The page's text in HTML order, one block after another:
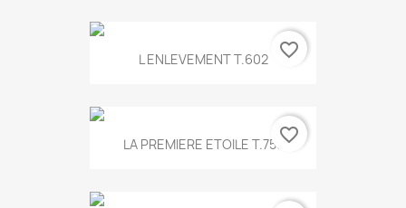
L ENLEVEMENT T.602 favorite_border
LA PREMIERE ETOILE T.755favorite_border